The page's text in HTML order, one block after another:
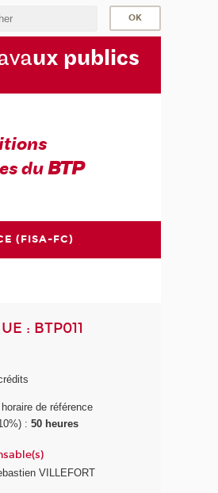
ux publics
duBTP
(FISA-FC)
: BTP011
de référence
:50 heures
VILLEFORT